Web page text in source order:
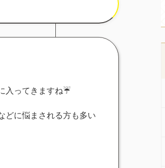
入ってきますね☔️
どに悩まされる方も多い